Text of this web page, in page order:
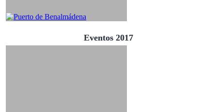
Eventos 2017